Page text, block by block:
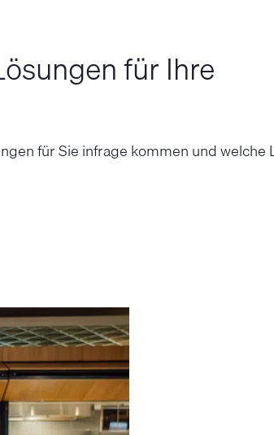
für Ihre
für Sie in­frage kommen und